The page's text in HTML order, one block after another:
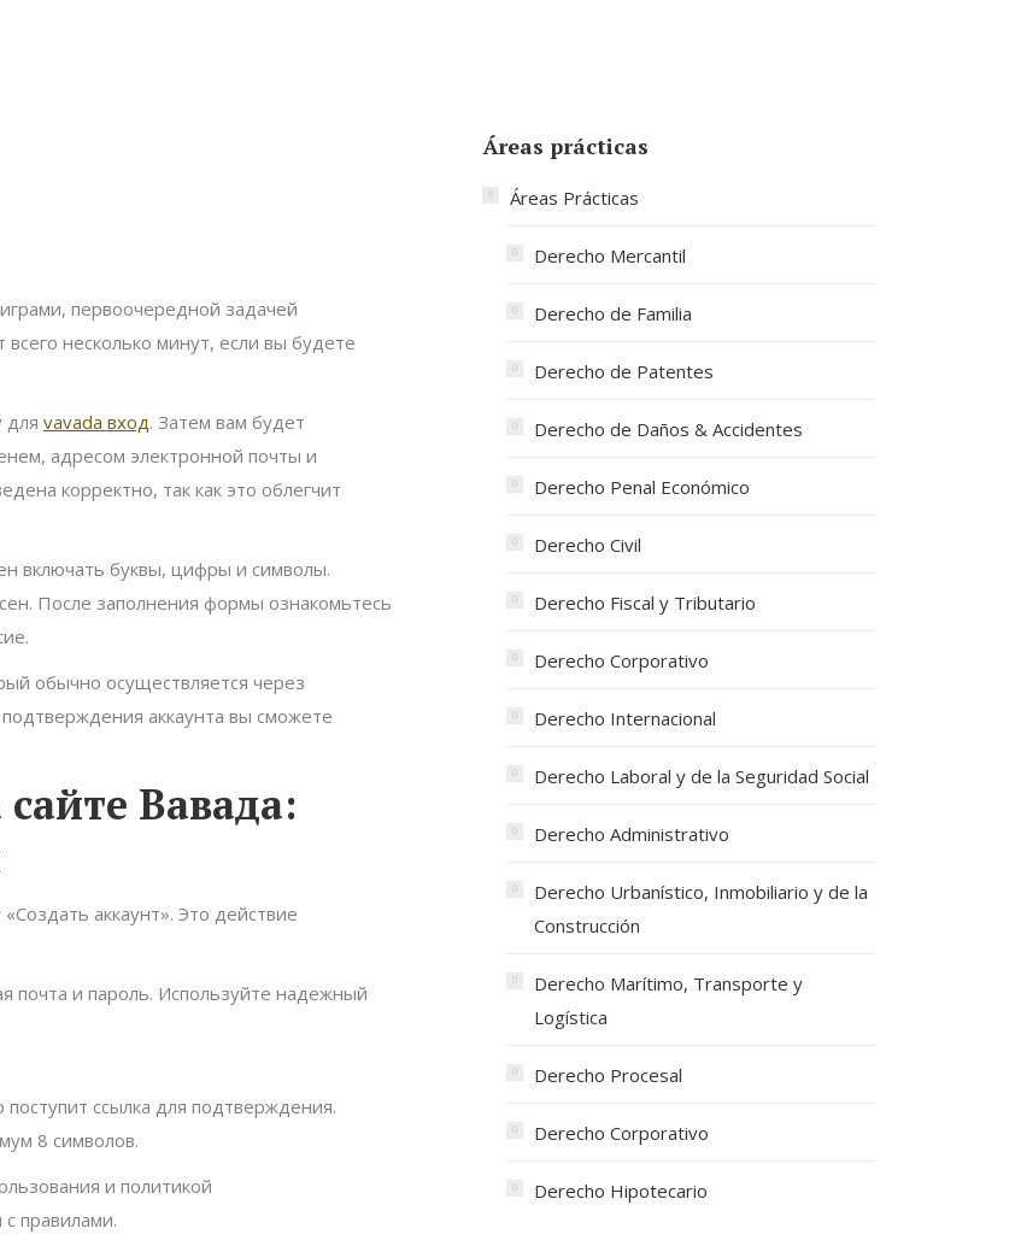
первоочередной задачей
несколько минут, если вы будете
для vavada вход. Затем вам будет
адресом электронной почты и
корректно, так как это облегчит
включать буквы, цифры и символы.
После заполнения формы ознакомьтесь
обычно осуществляется через
аккаунта вы сможете
Вавада:
аккаунт». Это действие
почта и пароль. Используйте надежный
ссылка для подтверждения.
8 символов.
и политикой
правилами.
Áreas prácticas
Áreas Prácticas
Derecho Mercantil
Derecho de Familia
Derecho de Patentes
Derecho de Daños & Accidentes
Derecho Penal Económico
Derecho Civil
Derecho Fiscal y Tributario
Derecho Corporativo
Derecho Internacional
Derecho Laboral y de la Seguridad Social
Derecho Administrativo
Derecho Urbanístico, Inmobiliario y de la
Construcción
Derecho Marítimo, Transporte y
Logística
Derecho Procesal
Derecho Corporativo
Derecho Hipotecario